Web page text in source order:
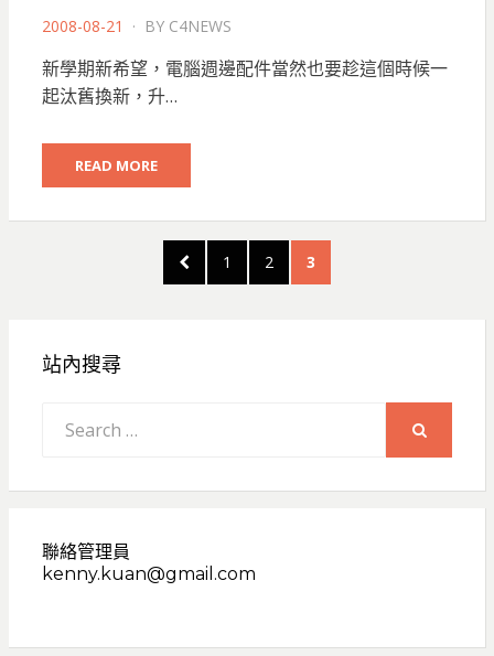
POSTED
2008-08-21 BY C4NEWS
新學期新希望，電腦週邊配件當然也要趁這個時候一
起汰舊換新，升…
READ MORE
PREVIOUS
PAGE
PAGE
1 PAGE
2 PAGE
3
站內搜尋
for:
聯絡管理員
kenny.kuan@gmail.com